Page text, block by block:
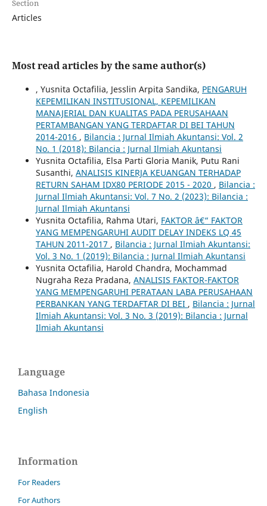
Section
Articles
Most read articles by the same author(s)
, Yusnita Octafilia, Jesslin Arpita Sandika, PENGARUH
KEPEMILIKAN INSTITUSIONAL, KEPEMILIKAN
MANAJERIAL DAN KUALITAS PADA PERUSAHAAN
PERTAMBANGAN YANG TERDAFTAR DI BEI TAHUN
2014-2016 , Bilancia : Jurnal Ilmiah Akuntansi: Vol. 2
No. 1 (2018): Bilancia : Jurnal Ilmiah Akuntansi
Yusnita Octafilia, Elsa Parti Gloria Manik, Putu Rani
Susanthi, ANALISIS KINERJA KEUANGAN TERHADAP
RETURN SAHAM IDX80 PERIODE 2015 - 2020 , Bilancia :
Jurnal Ilmiah Akuntansi: Vol. 7 No. 2 (2023): Bilancia :
Jurnal Ilmiah Akuntansi
Yusnita Octafilia, Rahma Utari, FAKTOR â€“ FAKTOR
YANG MEMPENGARUHI AUDIT DELAY INDEKS LQ 45
TAHUN 2011-2017 , Bilancia : Jurnal Ilmiah Akuntansi:
Vol. 3 No. 1 (2019): Bilancia : Jurnal Ilmiah Akuntansi
Yusnita Octafilia, Harold Chandra, Mochammad
Nugraha Reza Pradana, ANALISIS FAKTOR-FAKTOR
YANG MEMPENGARUHI PERATAAN LABA PERUSAHAAN
PERBANKAN YANG TERDAFTAR DI BEI , Bilancia : Jurnal
Ilmiah Akuntansi: Vol. 3 No. 3 (2019): Bilancia : Jurnal
Ilmiah Akuntansi
Language
Bahasa Indonesia
English
Information
For Readers
For Authors